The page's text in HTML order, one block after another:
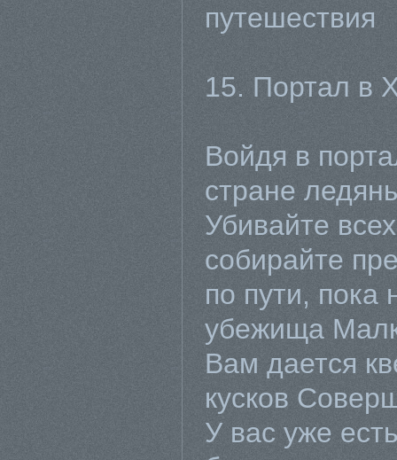
путешествия
15. Портал в
Войдя в
стране
Убивайте
собирайте
по пути, пока
убежища
Вам дается
кусков
У вас уже